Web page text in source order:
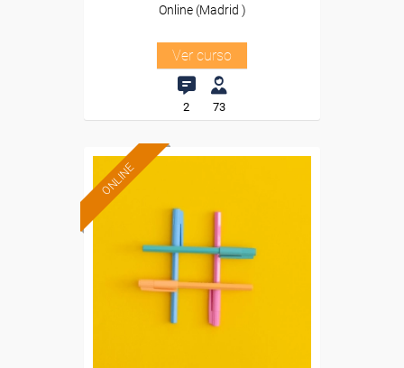
Online (Madrid )
Ver curso
2 73
ONLINE
Formación 100%
subvencionada.
Para desempleados,
trabajadores y autónomos.
Sector
-Educación.